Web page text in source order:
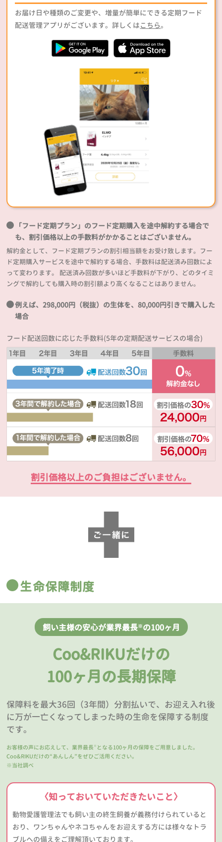
お届け日や種類のご変更や、増量が簡単にできる定期フード
配送管理アプリがございます。詳しくはこちら。
「フード定期プラン」のフード定期購入を途中解約する場合で
も、割引価格以上の手数料がかかることはございません。
解約金として、フード定期プランの割引相当額をお受け致します。フー
ド定期購入サービスを途中で解約する場合、手数料は配送済み回数によ
って変わります。 配送済み回数が多いほど手数料が下がり、どのタイミ
ングで解約しても購入時の割引額より高くなることはありません。
例えば、298,000円（税抜）の生体を、80,000円引きで購入した
場合
フード配送回数に応じた手数料(5年の定期配送サービスの場合)
割引価格以上のご負担はございません。
生命保障制度
飼い主様の安心が業界最長※の100ヶ月
Coo&RIKUだけの
100ヶ月の長期保障
保障料を最大36回（3年間）分割払いで、お迎え入れ後
に万が一亡くなってしまった時の生命を保障する制度
です。
お客様の声にお応えして、業界最長 ※ となる100ヶ月の保障をご用意しました。
Coo&RIKUだけの“あんしん”をぜひご活用ください。
※当社調べ
〈知っておいていただきたいこと〉
動物愛護管理法でも飼い主の終生飼養が義務付けられていると
おり、ワンちゃんやネコちゃんをお迎えする方には様々なトラ
ブルへの備えをご理解頂いております。